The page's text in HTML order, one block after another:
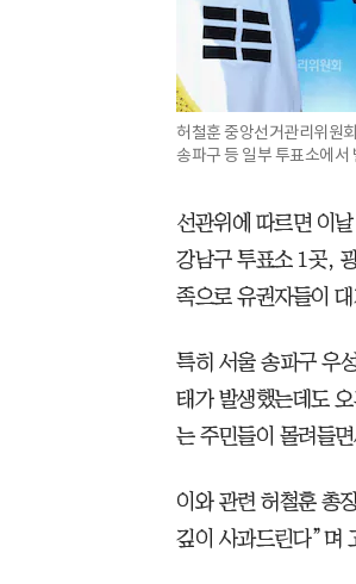
허철훈 중앙선거관리위원
송파구 등 일부 투표소에서
선관위에 따르면 이
강남구 투표소 1곳,
족으로 유권자들이
특히 서울 송파구 우
태가 발생했는데도
는 주민들이 몰려들
이와 관련 허철훈 총
깊이 사과드린다”며